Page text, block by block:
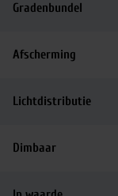
Gradenbundel
Afscherming
Lichtdistributie
Dimbaar